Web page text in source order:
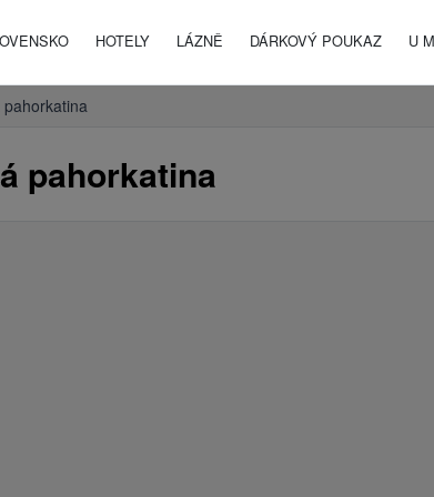
HOTELY LÁZNĚ DÁRKOVÝ POUKAZ U
pahorkatina